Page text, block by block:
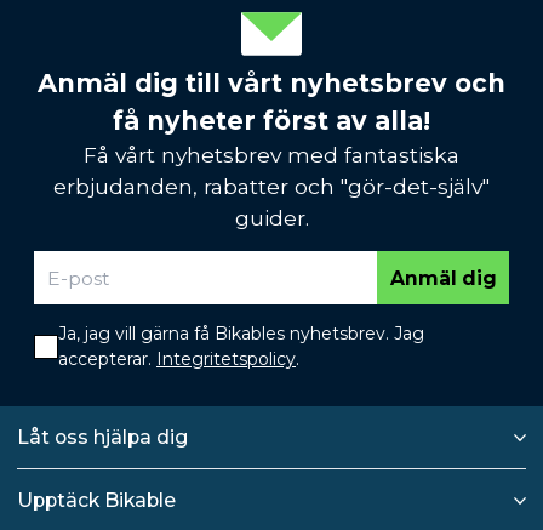
Anmäl dig till vårt nyhetsbrev och
få nyheter först av alla!
Få vårt nyhetsbrev med fantastiska
erbjudanden, rabatter och "gör-det-själv"
guider.
Anmäl dig
Ja, jag vill gärna få Bikables nyhetsbrev. Jag
accepterar. Integritetspolicy.
Låt oss hjälpa dig
Upptäck Bikable